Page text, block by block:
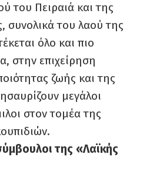
του Πειραιά και της
συνολικά του λαού της
όλο και πιο
στην επιχείρηση
ζωής και της
μεγάλοι
στον τομέα της
της «Λαϊκής